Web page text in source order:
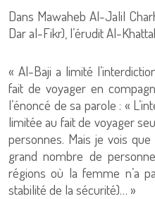
Dans Mawaheb Al-Jalil
Dar al-Fikr), l’érudit Al-
« Al-Baji a limité
fait de voyager en
l’énoncé de sa parole : «
limitée au fait de voyager
personnes. Mais je vois
grand nombre de
régions où la femme n’a
stabilité de la sécurité)… »